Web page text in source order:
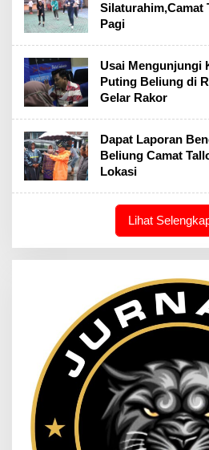
Silaturahim,Camat
Pagi
Usai Mengunjungi
Puting Beliung di
Gelar Rakor
Dapat Laporan
Beliung Camat
Lokasi
Lihat